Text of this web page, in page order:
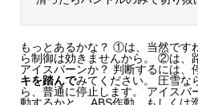
もっとあるかな？ ①は、当然です
ら制御は効きませんから。 ②は、
アイスバーンか？ 判断するには、
キを踏んでみてください。 圧雪な
ら、普通に停止します。 アイスバ